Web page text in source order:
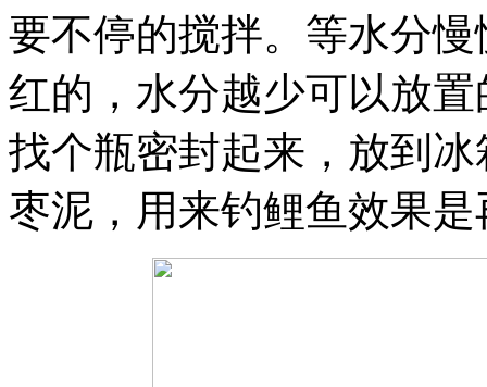
要不停的搅拌。等水分
红的，水分越少可以放
找个瓶密封起来，放到冰
枣泥，用来钓鲤鱼效果